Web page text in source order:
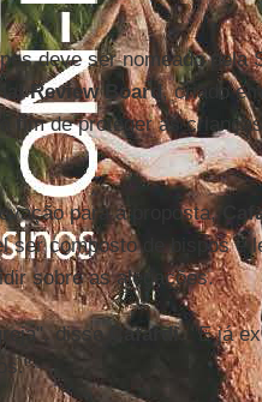
deve ser nomeado pela
Review Board, criado
fim de proteger as
para a proposta,
ser composto de bispos e
sobre as alegações.
disse Cafardi. "E já